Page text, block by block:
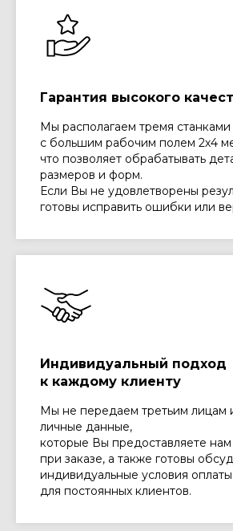
Гарантия высокого
Мы располагаем тремя станками
с большим рабочим полем 2х4
что позволяет обрабатывать
размеров и форм.
Если Вы не удовлетворены
готовы исправить ошибки или
Индивидуальный подход
к каждому клиенту
Мы не передаем третьим лицам
личные данные,
которые Вы предоставляете нам
при заказе, а также готовы
индивидуальные условия оплаты
для постоянных клиентов.